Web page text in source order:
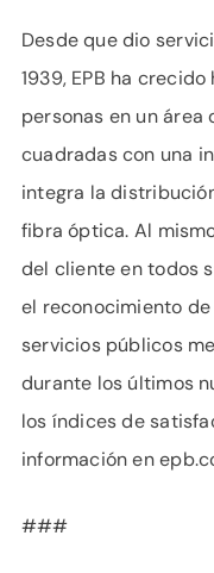
Desde que dio
1939, EPB ha
personas en un
cuadradas con una
integra la
fibra óptica. Al
del cliente en todos
el reconocimiento
servicios públicos
durante los últimos
los índices de
información en
###